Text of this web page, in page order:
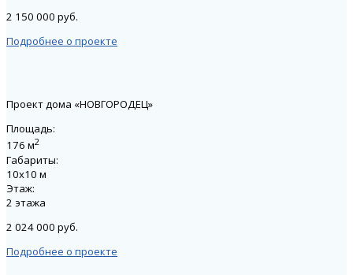
2 150 000 руб.
Подробнее о проекте
Проект дома «НОВГОРОДЕЦ»
Площадь:
176 м2
Габариты:
10х10 м
Этаж:
2 этажа
2 024 000 руб.
Подробнее о проекте